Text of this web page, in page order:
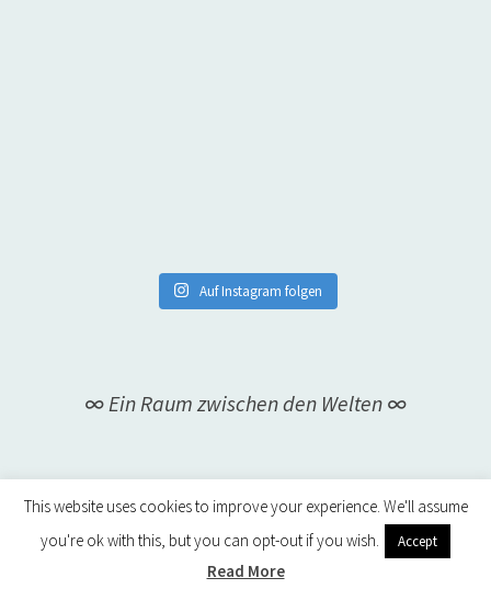
Auf Instagram folgen
∞ Ein Raum zwischen den Welten ∞
This website uses cookies to improve your experience. We'll assume
you're ok with this, but you can opt-out if you wish.
Accept
Read More